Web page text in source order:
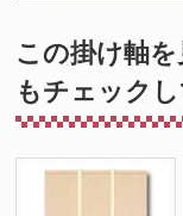
この掛け軸
もチェックし